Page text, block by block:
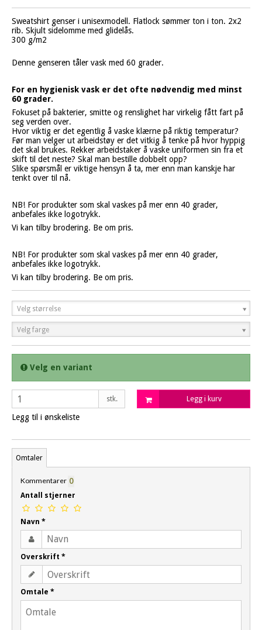
Sweatshirt genser i unisexmodell. Flatlock sømmer ton i ton. 2x2
rib. Skjult sidelomme med glidelås.
300 g/m2
Denne genseren tåler vask med 60 grader.
For en hygienisk vask er det ofte nødvendig med minst
60 grader.
Fokuset på bakterier, smitte og renslighet har virkelig fått fart på
seg verden over.
Hvor viktig er det egentlig å vaske klærne på riktig temperatur?
Før man velger ut arbeidstøy er det vitkig å tenke på hvor hyppig
det skal brukes. Rekker arbeidstaker å vaske uniformen sin fra et
skift til det neste? Skal man bestille dobbelt opp?
Slike spørsmål er viktige hensyn å ta, mer enn man kanskje har
tenkt over til nå.
NB! For produkter som skal vaskes på mer enn 40 grader,
anbefales ikke logotrykk.
Vi kan tilby brodering. Be om pris.
NB! For produkter som skal vaskes på mer enn 40 grader,
anbefales ikke logotrykk.
Vi kan tilby brodering. Be om pris.
Velg størrelse
Velg farge
Velg en variant
stk. Legg i kurv
Legg til i ønskeliste
Omtaler
Kommentarer 0
Antall stjerner
Navn *
Overskrift *
Omtale *